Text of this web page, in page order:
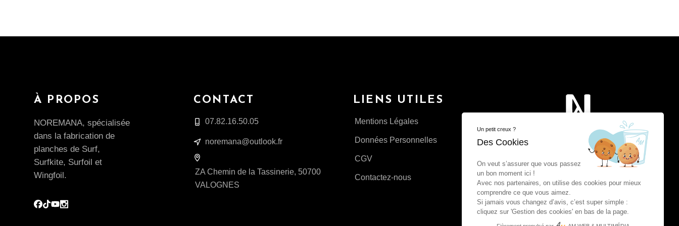
À PROPOS
NOREMANA, spécialisée
dans la fabrication de
planches de Surf,
Surfkite, Surfoil et
Wingfoil.
CONTACT
07.82.16.50.05
noremana@outlook.fr
ZA Chemin de la Tassinerie, 50700
VALOGNES
LIENS UTILES
Mentions Légales
Données Personnelles
CGV
Contactez-nous
Un petit creux ?
Des Cookies
On veut s’assurer que vous passez
un bon moment ici !
Avec nos partenaires, on utilise des cookies pour mieux
comprendre ce que vous aimez.
Si jamais vous changez d’avis, c’est super simple :
cliquez sur 'Gestion des cookies' en bas de la page.